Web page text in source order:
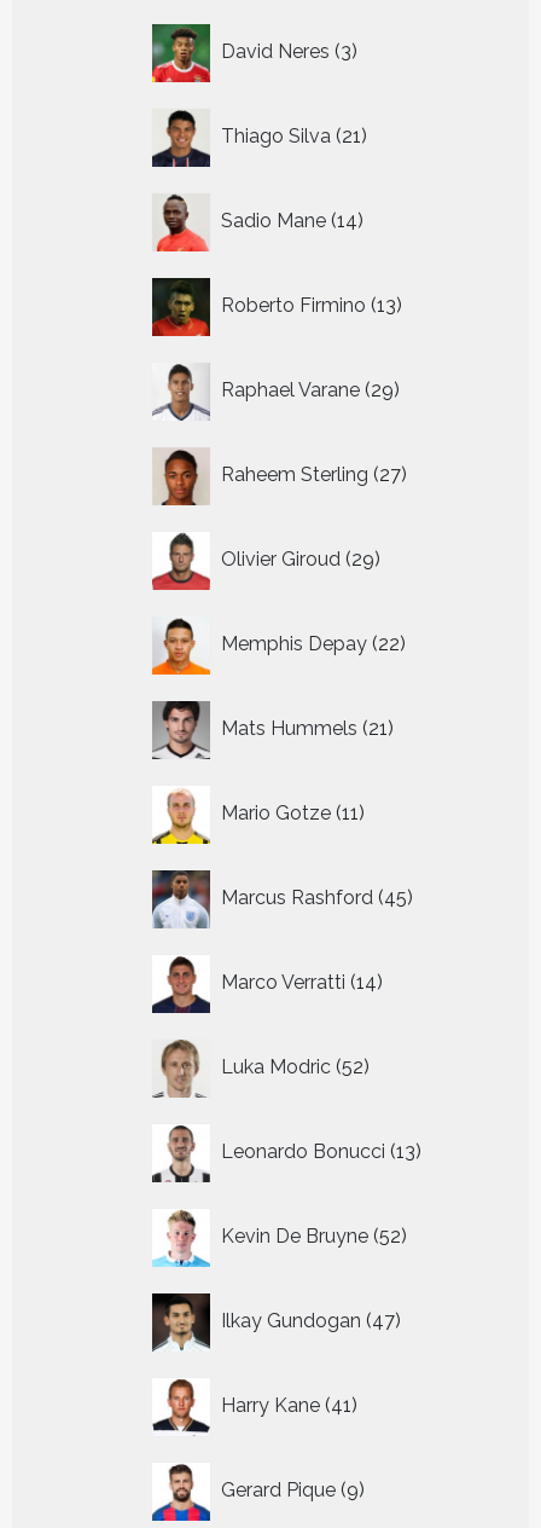
David Neres 3
producten
Thiago Silva 21
producten
Sadio Mane 14
producten
Roberto Firmino 13
producten
Raphael Varane 29
producten
Raheem Sterling 27
producten
Olivier Giroud 29
producten
Memphis Depay 22
producten
Mats Hummels 21
producten
Mario Gotze 11
producten
Marcus Rashford 45
producten
Marco Verratti 14
producten
Luka Modric 52
producten
Leonardo Bonucci 13
producten
Kevin De Bruyne 52
producten
Ilkay Gundogan 47
producten
Harry Kane 41
producten
Gerard Pique 9
producten